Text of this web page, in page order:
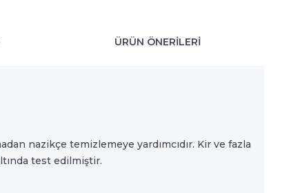
ÜRÜN ÖNERILERI
nazikçe temizlemeye yardımcıdır. Kir ve fazla
test edilmiştir.